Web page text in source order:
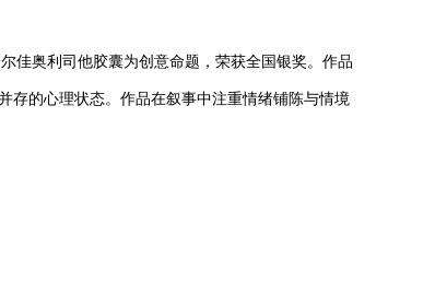
佳奥利司他胶囊为创意命题，荣获全国银奖。作品
存的心理状态。作品在叙事中注重情绪铺陈与情境